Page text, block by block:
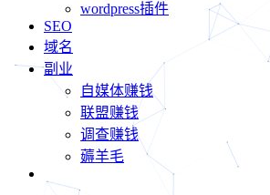
wordpress插件
SEO
域名
副业
自媒体赚钱
联盟赚钱
调查赚钱
薅羊毛